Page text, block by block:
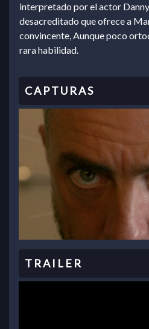
interpretado por el actor
desacreditado que ofrece a
convincente, Aunque poco
rara habilidad.